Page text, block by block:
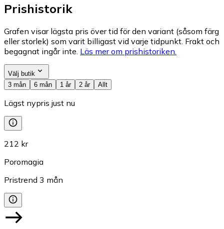
Prishistorik
Grafen visar lägsta pris över tid för den variant (såsom färg
eller storlek) som varit billigast vid varje tidpunkt. Frakt och
begagnat ingår inte. Läs mer om prishistoriken.
Välj butik
3 mån
6 mån 1 år 2 år Allt
Lägst nypris just nu
212 kr
Poromagia
Pristrend 3 mån